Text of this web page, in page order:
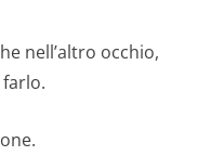
nell’altro occhio,